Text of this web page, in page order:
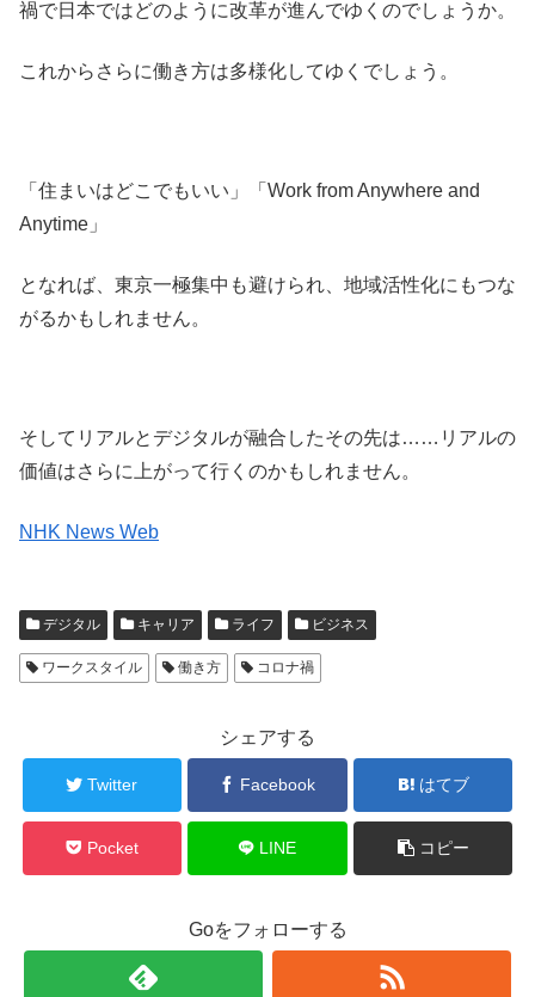
禍で日本ではどのように改革が進んでゆくのでしょうか。
これからさらに働き方は多様化してゆくでしょう。
「住まいはどこでもいい」「Work from Anywhere and
Anytime」
となれば、東京一極集中も避けられ、地域活性化にもつな
がるかもしれません。
そしてリアルとデジタルが融合したその先は……リアルの
価値はさらに上がって行くのかもしれません。
NHK News Web
デジタル キャリア ライフ ビジネス
ワークスタイル 働き方 コロナ禍
シェアする
Twitter Facebook はてブ
Pocket LINE コピー
Goをフォローする